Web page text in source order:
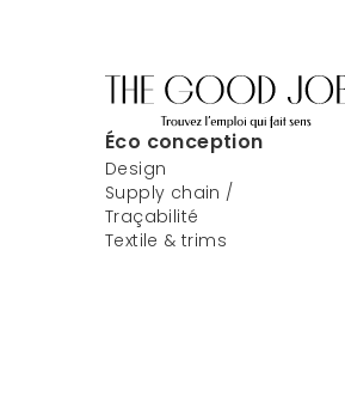
Éco conception
Design
Supply chain /
Traçabilité
Textile & trims